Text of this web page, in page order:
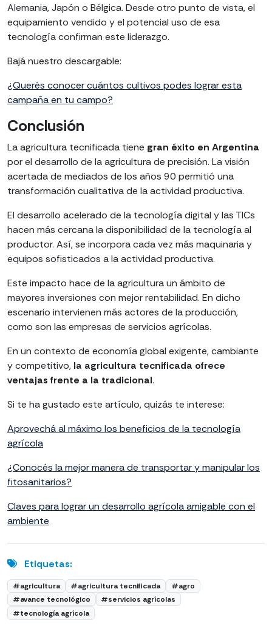
Alemania, Japón o Bélgica. Desde otro punto de vista, el
equipamiento vendido y el potencial uso de esa
tecnología confirman este liderazgo.
Bajá nuestro descargable:
¿Querés conocer cuántos cultivos podes lograr esta
campaña en tu campo?
Conclusión
La agricultura tecnificada tiene gran éxito en Argentina
por el desarrollo de la agricultura de precisión. La visión
acertada de mediados de los años 90 permitió una
transformación cualitativa de la actividad productiva.
El desarrollo acelerado de la tecnología digital y las TICs
hacen más cercana la disponibilidad de la tecnología al
productor. Así, se incorpora cada vez más maquinaria y
equipos sofisticados a la actividad productiva.
Este impacto hace de la agricultura un ámbito de
mayores inversiones con mejor rentabilidad. En dicho
escenario intervienen más actores de la producción,
como son las empresas de servicios agrícolas.
En un contexto de economía global exigente, cambiante
y competitivo, la agricultura tecnificada ofrece
ventajas frente a la tradicional.
Si te ha gustado este artículo, quizás te interese:
Aprovechá al máximo los beneficios de la tecnología
agrícola
¿Conocés la mejor manera de transportar y manipular los
fitosanitarios?
Claves para lograr un desarrollo agrícola amigable con el
ambiente
Etiquetas:
#agricultura #agricultura tecnificada
#agro
#avance tecnológico
#servicios agrícolas
#tecnología agrícola